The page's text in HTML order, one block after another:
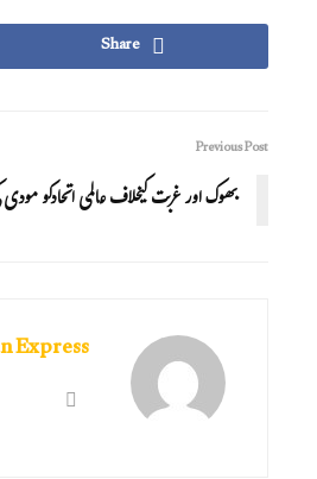
Share
Previous Post
بھوک اور غربت کیخلاف عالمی اتحادکو
Express